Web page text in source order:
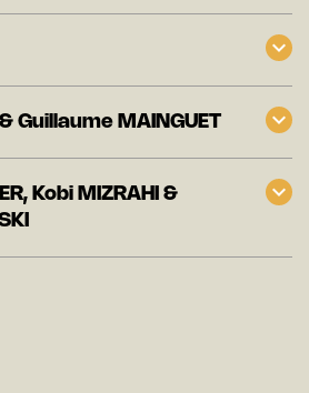
Guillaume MAINGUET
Kobi MIZRAHI &